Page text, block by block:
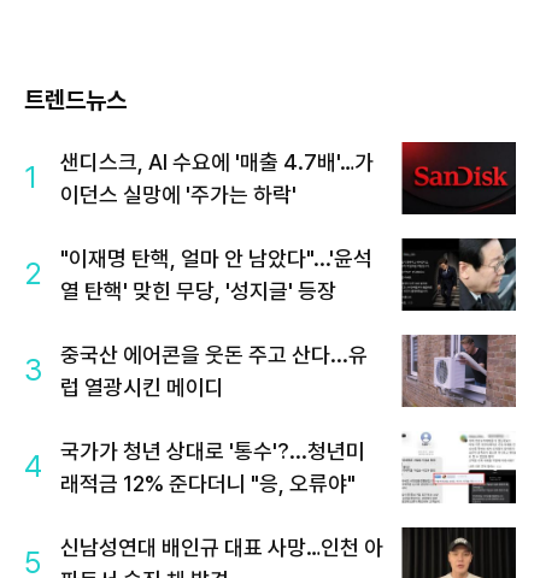
트렌드뉴스
1
샌디스크, AI 수요에 '매출 4.7배'…가
이던스 실망에 '주가는 하락'
2
"이재명 탄핵, 얼마 안 남았다"...'윤석
열 탄핵' 맞힌 무당, '성지글' 등장
3
중국산 에어콘을 웃돈 주고 산다...유
럽 열광시킨 메이디
4
국가가 청년 상대로 '통수'?...청년미
래적금 12% 준다더니 "응, 오류야"
5
신남성연대 배인규 대표 사망…인천 아